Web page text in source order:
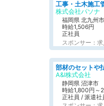
株式会社パソナ
福岡県 北九州市
時給1,506円
正社員
スポンサー：
部材のセットや
A&I株式会社
静岡県 沼津市
時給1,800円～
正社員 / 派遣社